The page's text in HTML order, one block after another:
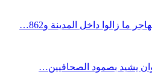
يشيد بصمود الصحافيين…